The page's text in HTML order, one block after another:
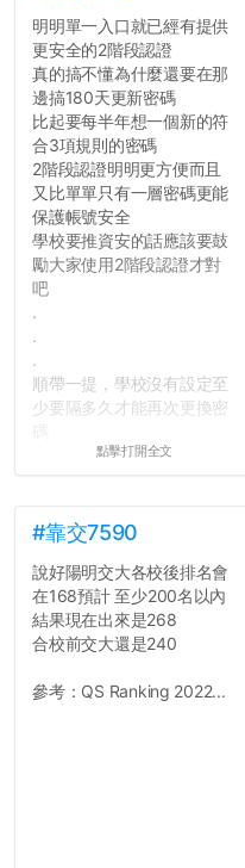
明明單一入口就已經有提供
更安全的2階段認證
真的搞不懂為什麼還要在那
邊搞180天更新密碼
比起要每半年想一個新的符
合3項規則的密碼
2階段認證明明更方便而且
又比單單只有一層密碼更能
保護帳號安全
學校要推資安的話應該要鼓
勵大家使用2階段認證才對
吧
.
.
.
順帶一提，學校沒有設定至
少要隔多久才能再次更換密
所以只要重新設定4次密碼
真是安全呢...
點擊打開全文
#靠交7590
說好陽明交大各校後排名會
在168預計 至少200名以內
結果現在出來是268
合校前交大還是240
參考：QS Ranking 2022...